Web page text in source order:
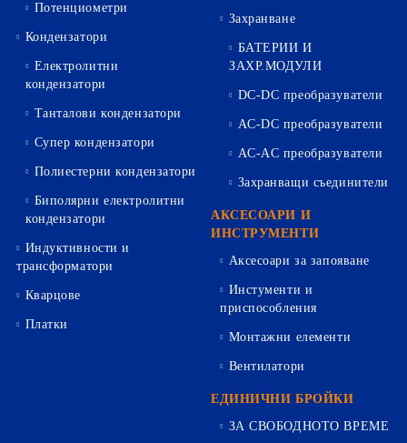
Потенциометри
Кондензатори
Електролитни
кондензатори
Танталови кондензатори
Супер кондензатори
Полиестерни кондензатори
Биполярни електролитни
кондензатори
Индуктивности и
трансформатори
Кварцове
Платки
Захранване
БАТЕРИИ И
ЗАХР.МОДУЛИ
DC-DC преобразуватели
AC-DC преобразуватели
AC-AC преобразуватели
Захранващи съединители
АКСЕСОАРИ И
ИНСТРУМЕНТИ
Аксесоари за запояване
Инстументи и
приспособления
Монтажни елементи
Вентилатори
ЕДИНИЧНИ БРОЙКИ
ЗА СВОБОДНОТО ВРЕМЕ